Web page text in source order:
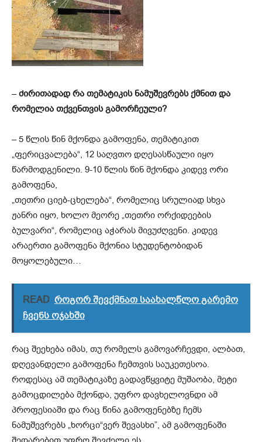
–ძირითადად რა თემატიკის ნამუშევრებს ქმნითდა
რომელია თქვენთვის გამორჩეული?
– 5 წლის წინ მქონდა გამოფენა, თემატიკით
„ფერიცვალება“, 12 საღვთო დღესასწაული იყო
წარმოდგენილი. 9-10 წლის წინ მქონდა კიდევ ორი
გამოფენა,
„თეთრი ციებ-ცხელება“, რომელიც სრულიად სხვა
ჟანრი იყო, ხოლო მეორე „თეთრი ორქიდეების
ბულვარი“, რომელიც აჭარას მივუძღვენი. კიდევ
არაერთი გამოფენა მქონია სტუდენტობიდან
მოყოლებული…
READ როგორ შევქმნათ საახალწლო გარემო
ჩვენს ოჯახში
რაც შეეხება იმას, თუ რომელს გამოვარჩევდი, ალბათ,
დღევანდელი გამოფენა ჩემთვის საუკეთესოა.
როდესაც ამ თემატიკაზე გადავწყვიტე მუშაობა, მეტი
გამოცდილება მქონდა, უფრო დავხელოვნდი ამ
პროფესიაში და რაც წინა გამოფენებზე ჩემს
ნამუშევრებს „ხორცი“ვერ შევასხი”, ამ გამოფენაში